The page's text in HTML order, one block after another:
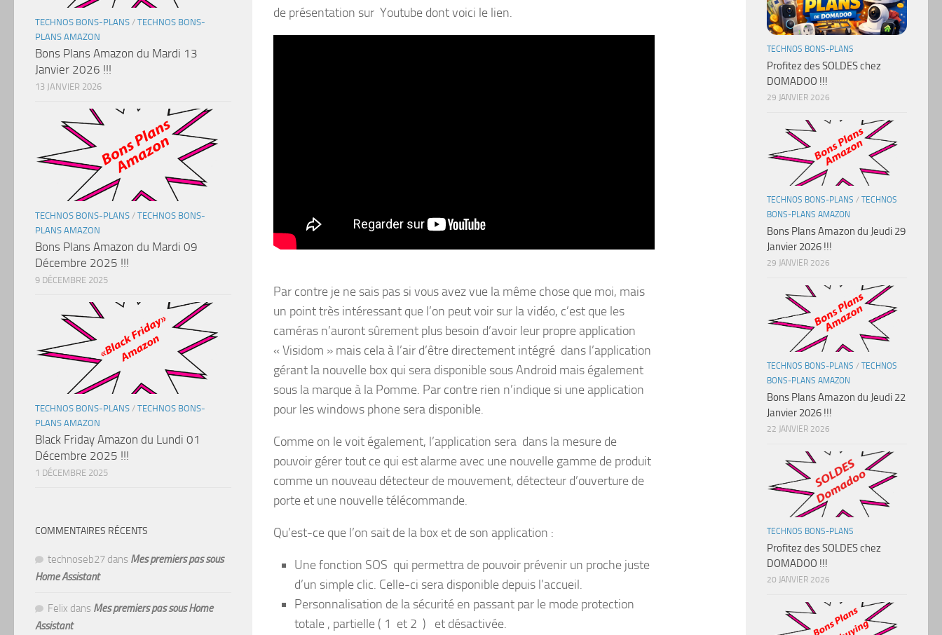
de présentation sur Youtube dont voici le lien.
Par contre je ne sais pas si vous avez vue la même chose que moi, mais
un point très intéressant que l’on peut voir sur la vidéo, c’est que les
caméras n’auront sûrement plus besoin d’avoir leur propre application
« Visidom » mais cela à l’air d’être directement intégré dans l’application
gérant la nouvelle box qui sera disponible sous Android mais également
sous la marque à la Pomme. Par contre rien n’indique si une application
pour les windows phone sera disponible.
Comme on le voit également, l’application sera dans la mesure de
pouvoir gérer tout ce qui est alarme avec une nouvelle gamme de produit
comme un nouveau détecteur de mouvement, détecteur d’ouverture de
porte et une nouvelle télécommande.
Qu’est-ce que l’on sait de la box et de son application :
Une fonction SOS qui permettra de pouvoir prévenir un proche juste
d’un simple clic. Celle-ci sera disponible depuis l’accueil.
Personnalisation de la sécurité en passant par le mode protection
totale , partielle ( 1 et 2 ) et désactivée.
TECHNOS BONS-PLANS / TECHNOS BONS-
PLANS AMAZON
Bons Plans Amazon du Mardi 13
Janvier 2026 !!!
13 JANVIER 2026
TECHNOS BONS-PLANS / TECHNOS BONS-
PLANS AMAZON
Bons Plans Amazon du Mardi 09
Décembre 2025 !!!
9 DÉCEMBRE 2025
TECHNOS BONS-PLANS / TECHNOS BONS-
PLANS AMAZON
Black Friday Amazon du Lundi 01
Décembre 2025 !!!
1 DÉCEMBRE 2025
COMMENTAIRES RÉCENTS
technoseb27 dans Mes premiers pas sous
Home Assistant
Felix dans Mes premiers pas sous Home
Assistant
TECHNOS BONS-PLANS
Profitez des SOLDES chez
DOMADOO !!!
29 JANVIER 2026
TECHNOS BONS-PLANS / TECHNOS
BONS-PLANS AMAZON
Bons Plans Amazon du Jeudi 29
Janvier 2026 !!!
29 JANVIER 2026
TECHNOS BONS-PLANS / TECHNOS
BONS-PLANS AMAZON
Bons Plans Amazon du Jeudi 22
Janvier 2026 !!!
22 JANVIER 2026
TECHNOS BONS-PLANS
Profitez des SOLDES chez
DOMADOO !!!
20 JANVIER 2026